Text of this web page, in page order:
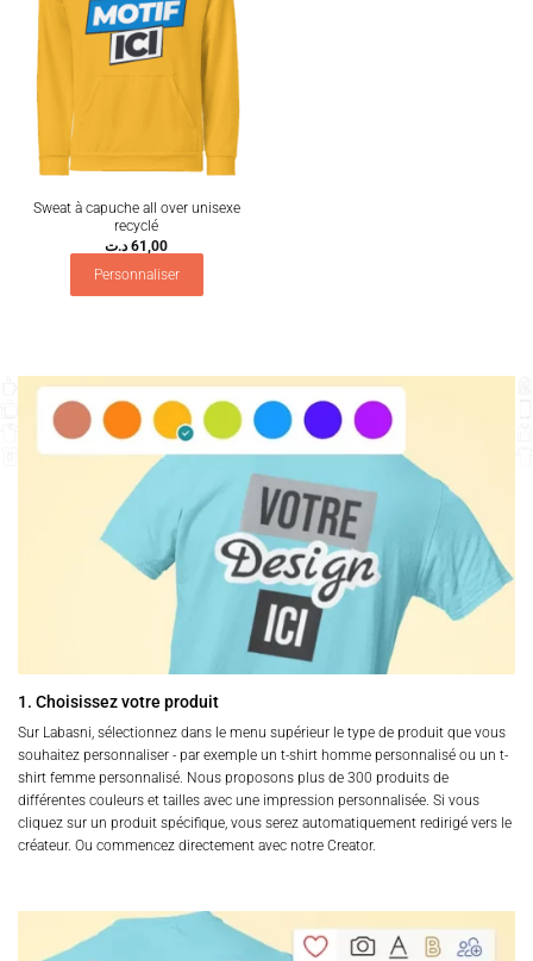
Sweat à capuche all over unisexe
recyclé
61,00 د.ت
Personnaliser
1. Choisissez votre produit
Sur Labasni, sélectionnez dans le menu supérieur le type de produit que vous
souhaitez personnaliser - par exemple un t-shirt homme personnalisé ou un t-
shirt femme personnalisé. Nous proposons plus de 300 produits de
différentes couleurs et tailles avec une impression personnalisée. Si vous
cliquez sur un produit spécifique, vous serez automatiquement redirigé vers le
créateur. Ou commencez directement avec notre Creator.